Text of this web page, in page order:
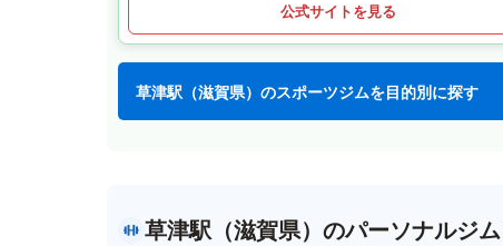
公式サイトを見る
草津駅（滋賀県）のスポーツジムを目的別に探す
草津駅（滋賀県）のパーソナルジ